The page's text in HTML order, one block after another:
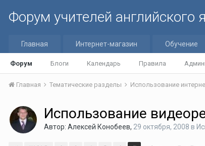
Форум учителей английского
Главная Интернет-магазин Обучение
Форум Блоги Календарь Правила
Главная Тематические разделы Использование
Использование
Автор: Алексей Конобеев, 29 октября, 2008 в